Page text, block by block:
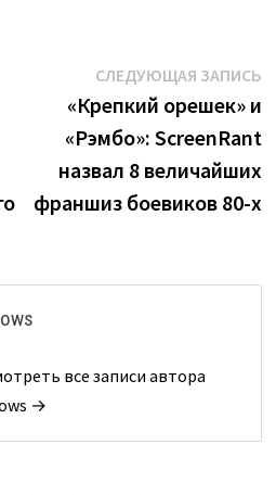
СЛЕДУЮЩАЯ ЗАПИСЬ
«Крепкий орешек» и
«Рэмбо»: ScreenRant
назвал 8 величайших
франшиз боевиков 80-х
все записи автора
→